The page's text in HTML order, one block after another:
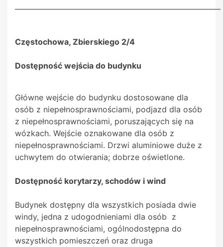
Częstochowa, Zbierskiego 2/4
Dostępność wejścia do budynku
Główne wejście do budynku dostosowane dla
osób z niepełnosprawnościami, podjazd dla osób
z niepełnosprawnościami, poruszających się na
wózkach. Wejście oznakowane dla osób z
niepełnosprawnościami. Drzwi aluminiowe duże z
uchwytem do otwierania; dobrze oświetlone.
Dostępność korytarzy, schodów i wind
Budynek dostępny dla wszystkich posiada dwie
windy, jedna z udogodnieniami dla osób z
niepełnosprawnościami, ogólnodostępna do
wszystkich pomieszczeń oraz druga